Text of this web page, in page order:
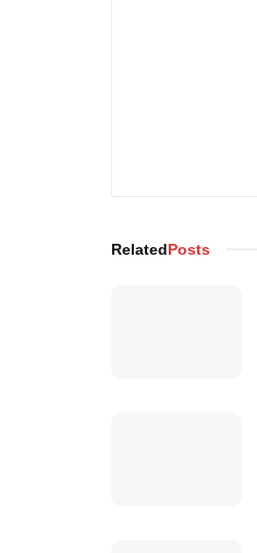
RelatedPosts